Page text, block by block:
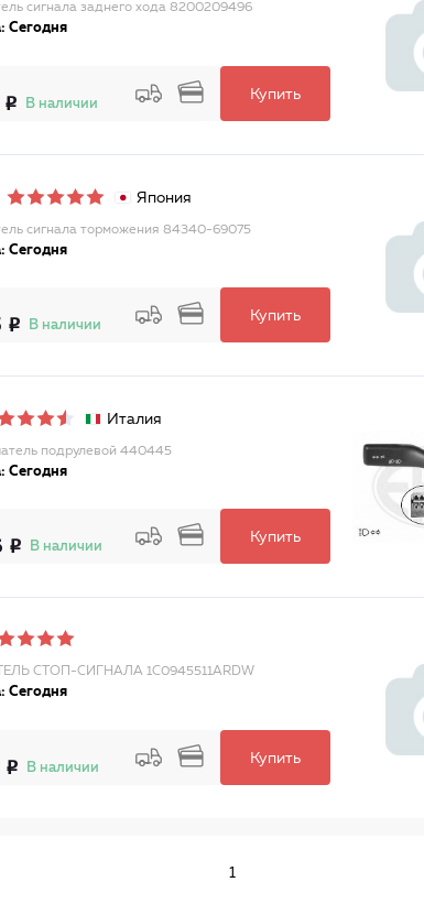
сигнала заднего хода 8200209496
Сегодня
В наличии
Купить
Япония
сигнала торможения 84340-69075
Сегодня
В наличии
Купить
Италия
подрулевой 440445
Сегодня
В наличии
Купить
СТОП-СИГНАЛА 1C0945511ARDW
Сегодня
В наличии
Купить
1